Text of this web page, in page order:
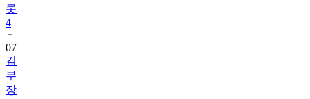
롯
4
07
김
부
장